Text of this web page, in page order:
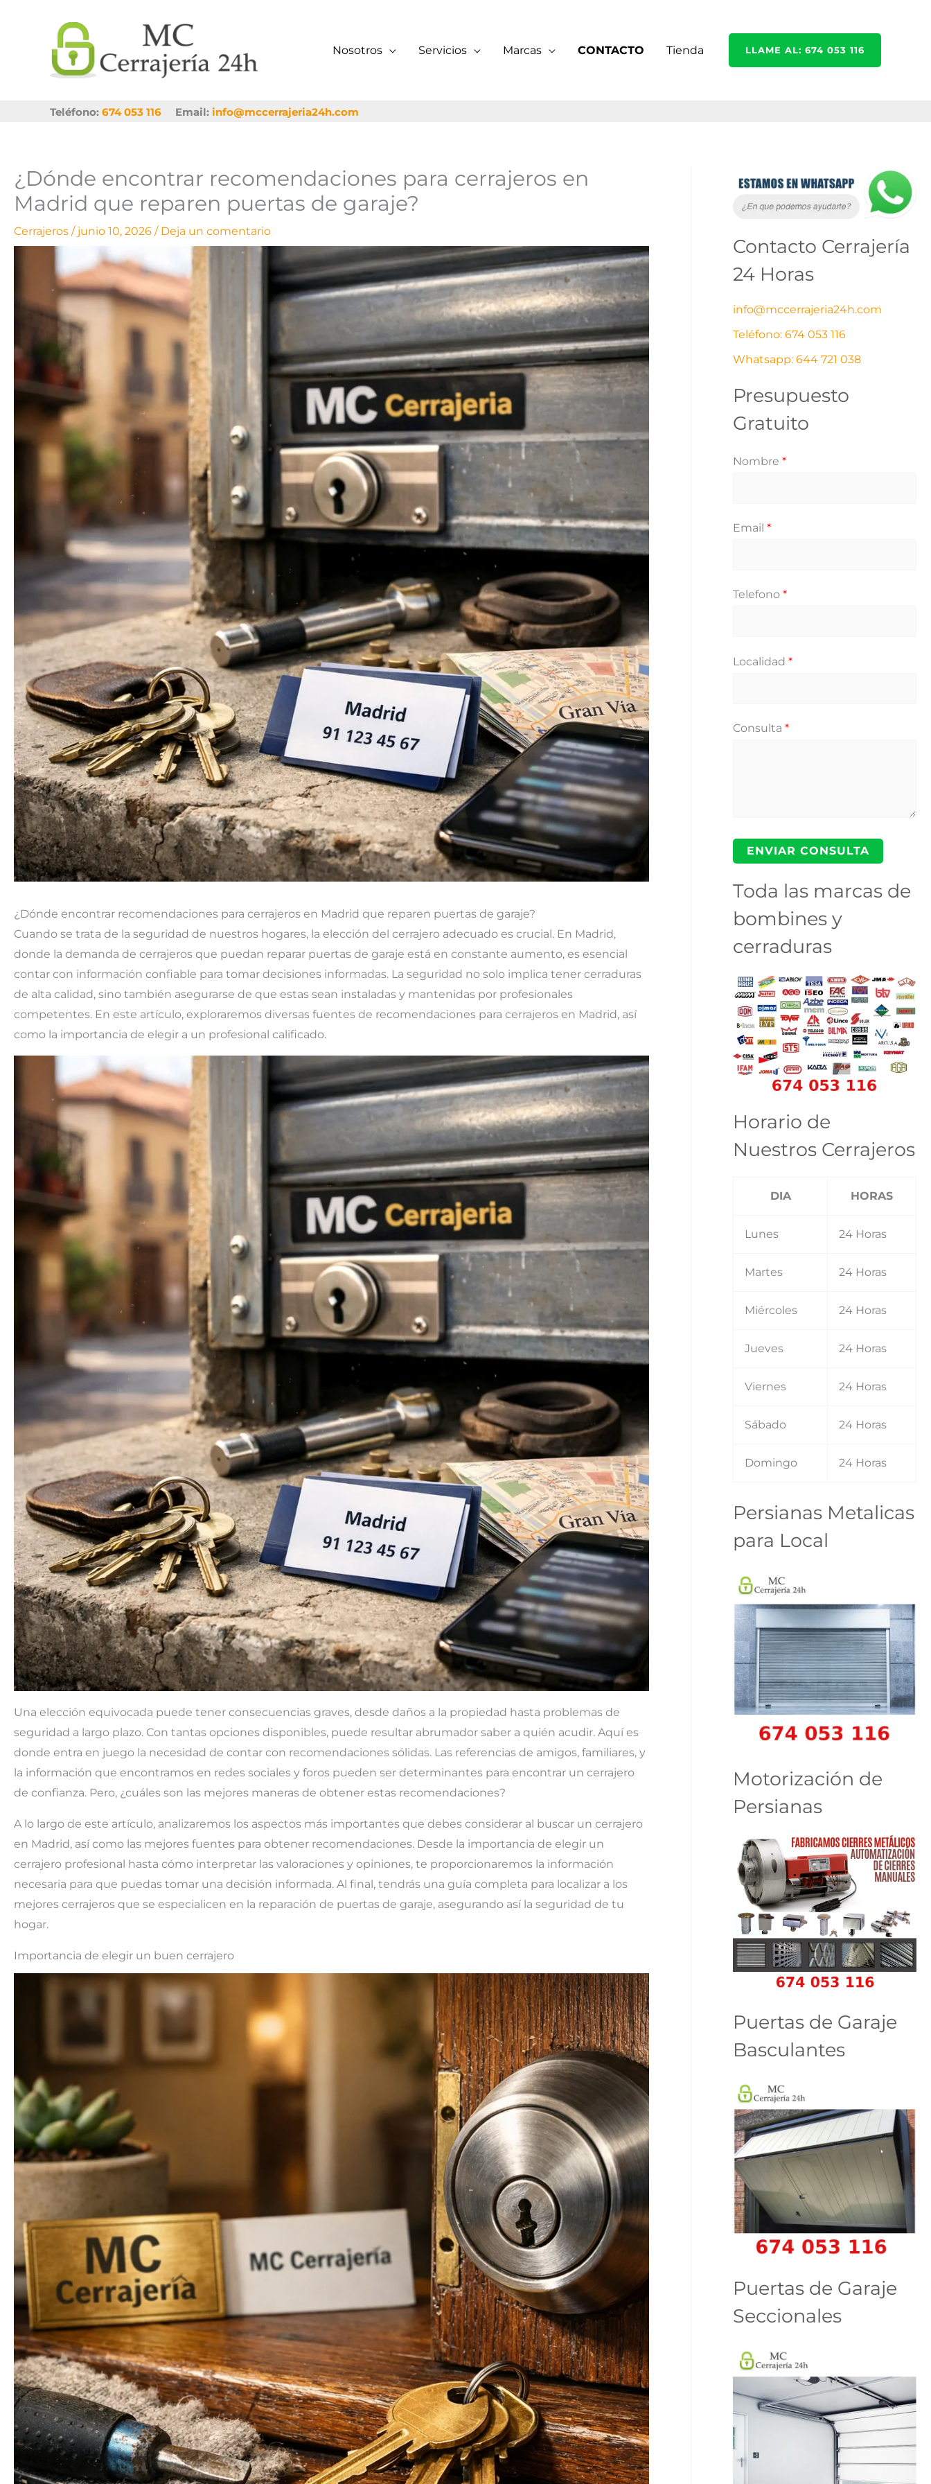
contenido
Nosotros Servicios Marcas CONTACTO Tienda LLAME AL: 674 053 116
Teléfono: 674 053 116 Email: info@mccerrajeria24h.com
¿Dónde encontrar recomendaciones para cerrajeros en
Madrid que reparen puertas de garaje?
Cerrajeros / junio 10, 2026 / Deja un comentario
¿Dónde encontrar recomendaciones para cerrajeros en Madrid que reparen puertas de garaje?
Cuando se trata de la seguridad de nuestros hogares, la elección del cerrajero adecuado es crucial. En Madrid,
donde la demanda de cerrajeros que puedan reparar puertas de garaje está en constante aumento, es esencial
contar con información confiable para tomar decisiones informadas. La seguridad no solo implica tener cerraduras
de alta calidad, sino también asegurarse de que estas sean instaladas y mantenidas por profesionales
competentes. En este artículo, exploraremos diversas fuentes de recomendaciones para cerrajeros en Madrid, así
como la importancia de elegir a un profesional calificado.
Una elección equivocada puede tener consecuencias graves, desde daños a la propiedad hasta problemas de
seguridad a largo plazo. Con tantas opciones disponibles, puede resultar abrumador saber a quién acudir. Aquí es
donde entra en juego la necesidad de contar con recomendaciones sólidas. Las referencias de amigos, familiares, y
la información que encontramos en redes sociales y foros pueden ser determinantes para encontrar un cerrajero
de confianza. Pero, ¿cuáles son las mejores maneras de obtener estas recomendaciones?
A lo largo de este artículo, analizaremos los aspectos más importantes que debes considerar al buscar un cerrajero
en Madrid, así como las mejores fuentes para obtener recomendaciones. Desde la importancia de elegir un
cerrajero profesional hasta cómo interpretar las valoraciones y opiniones, te proporcionaremos la información
necesaria para que puedas tomar una decisión informada. Al final, tendrás una guía completa para localizar a los
mejores cerrajeros que se especialicen en la reparación de puertas de garaje, asegurando así la seguridad de tu
hogar.
Importancia de elegir un buen cerrajero
Contacto Cerrajería
24 Horas
info@mccerrajeria24h.com
Teléfono: 674 053 116
Whatsapp: 644 721 038
Presupuesto
Gratuito
Nombre *
Email *
Telefono *
Localidad *
Consulta *
Toda las marcas de
bombines y
cerraduras
Horario de
Nuestros Cerrajeros
DIA HORAS
Lunes 24 Horas
Martes 24 Horas
Miércoles 24 Horas
Jueves 24 Horas
Viernes 24 Horas
Sábado 24 Horas
Domingo 24 Horas
Persianas Metalicas
para Local
Motorización de
Persianas
Puertas de Garaje
Basculantes
Puertas de Garaje
Seccionales
C
e
g
r
í
a
A
h
i
o
s